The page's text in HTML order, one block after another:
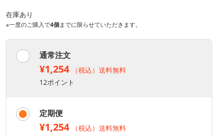
在庫あり
※一度のご購入で4個までに限らせていただきます。
通常注文
¥1,254
（税込）送料無料
12ポイント
定期便
¥1,254
（税込）送料無料